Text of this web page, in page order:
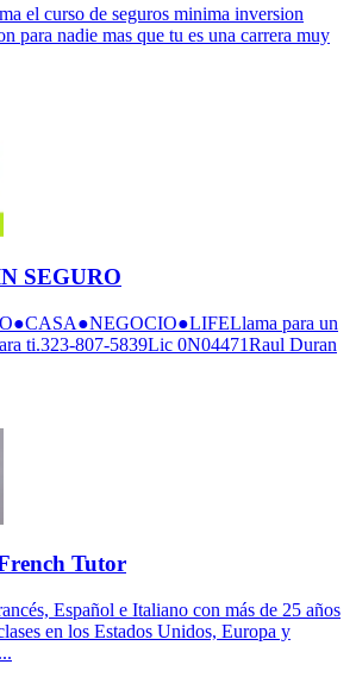
el curso de seguros minima inversion
para nadie mas que tu es una carrera muy
SEGURO
para un
ti.323-807-5839Lic 0N04471Raul Duran
Tutor
Español e Italiano con más de 25 años
en los Estados Unidos, Europa y